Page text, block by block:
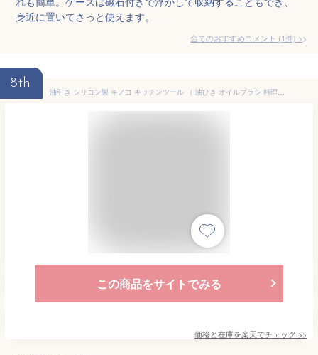
身近に置いてさっと使えます。
全てのおすすめコメント (1件) >
8th
油引き シリコン製 キノコ キッチンツール （ 油ひき オイルブラシ 料理ハケ 調理器具 シリコン油ひき 油引きブラシ 油ひきブラシ 刷毛 はけ ハケ 油塗り たこ焼き お好み焼き 鉄板焼き小物 キッチン用品 ）
この商品をサイトでみる
価格と在庫を楽天でチェック >>